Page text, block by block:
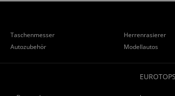
Taschenmesser Herrenrasierer
Autozubehör Modellautos
EUROTOPS